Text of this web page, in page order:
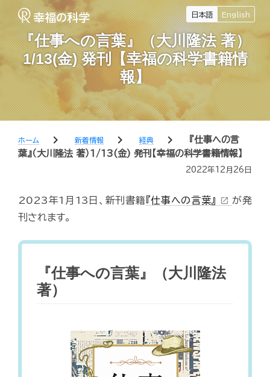
日本語 English
『仕事への言葉』（大川隆法 著）
1/13(金) 発刊【幸福の科学書籍情
報】
ホーム chevron_right 新着情報 chevron_right 経典 chevron_right
『仕事への言
葉』（大川隆法 著）1/13(金) 発刊【幸福の科学書籍情報】
2022年12月26日
2023年1月13日、新刊書籍 『仕事への言葉』 open_in_new が発
刊されます。
『仕事への言葉』（大川隆法
著）